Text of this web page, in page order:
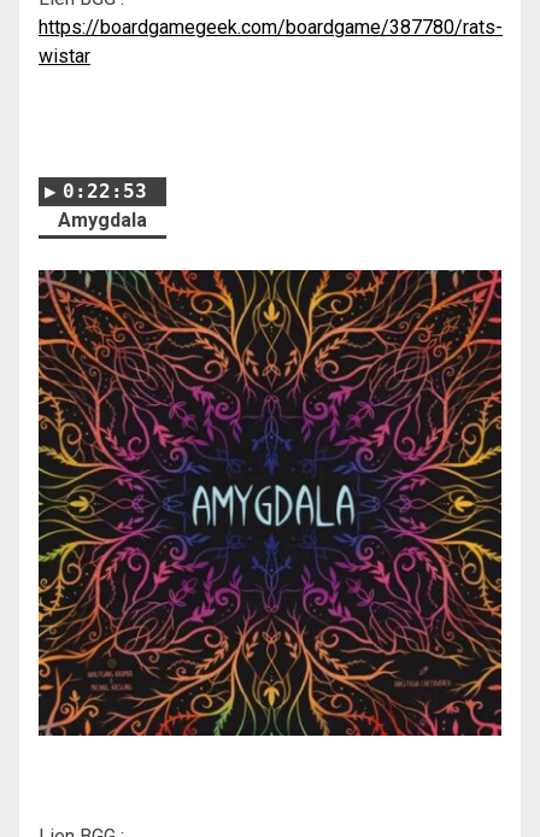
https://boardgamegeek.com/boardgame/387780/rats-
wistar
0:22:53
Amygdala